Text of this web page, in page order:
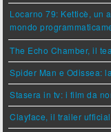
Locarno 79: Ketticè, un
mondo
The Echo Chamber, il
Spider Man e Odissea:
Stasera in tv: i film da
Clayface, il trailer